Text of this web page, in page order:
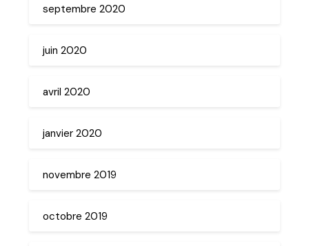
septembre 2020
juin 2020
avril 2020
janvier 2020
novembre 2019
octobre 2019